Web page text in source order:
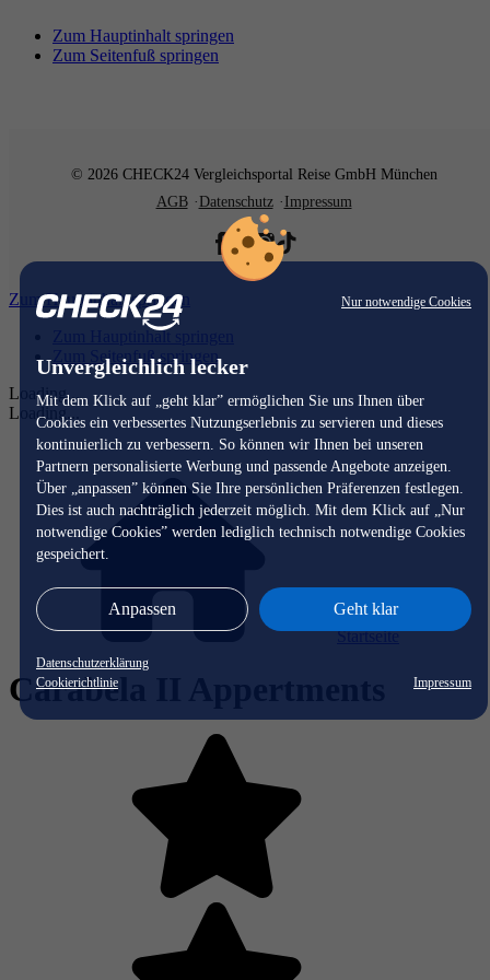
Nur notwendige Cookies
Unvergleichlich lecker
Mit dem Klick auf „geht klar” ermöglichen Sie uns Ihnen über
Cookies ein verbessertes Nutzungserlebnis zu servieren und dieses
kontinuierlich zu verbessern. So können wir Ihnen bei unseren
Partnern personalisierte Werbung und passende Angebote anzeigen.
Über „anpassen” können Sie Ihre persönlichen Präferenzen festlegen.
Dies ist auch nachträglich jederzeit möglich. Mit dem Klick auf „Nur
notwendige Cookies” werden lediglich technisch notwendige Cookies
gespeichert.
Anpassen Geht klar
Datenschutzerklärung
Cookierichtlinie
Impressum
Zum Hauptinhalt springen
Zum Seitenfuß springen
© 2026 CHECK24 Vergleichsportal Reise GmbH München
AGB
Datenschutz Impressum
Zum Hauptinhalt springen
Zum Hauptinhalt springen
Zum Seitenfuß springen
Loading...
Loading...
Startseite
Carabela II Appertments